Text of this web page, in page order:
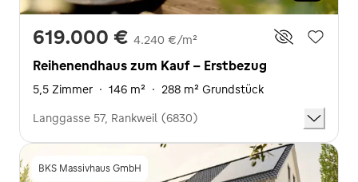
619.000 € 4.240 €/m²
Reihenendhaus zum Kauf - Erstbezug
5,5 Zimmer · 146 m² · 288 m² Grundstück
Langgasse 57, Rankweil (6830)
BKS Massivhaus GmbH